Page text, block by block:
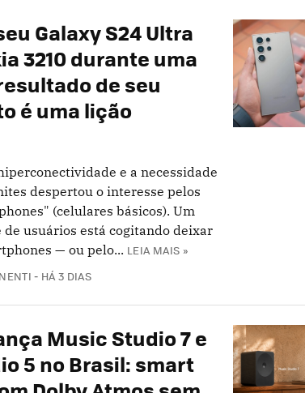
Galaxy S24 Ultra
3210 durante uma
de seu
é uma lição
e a necessidade
despertou o interesse pelos
(celulares básicos). Um
usuários está cogitando deixar
— ou pelo... LEIA MAIS »
HÁ 3 DIAS
Music Studio 7 e
5 no Brasil: smart